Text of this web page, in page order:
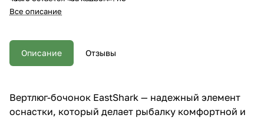
напрямую влияет на успех всей
проверенное решение,
которому можно доверять в
Все описание
Описание Отзывы
Вертлюг-бочонок EastShark — надежный элемент
оснастки, который делает рыбалку комфортной и